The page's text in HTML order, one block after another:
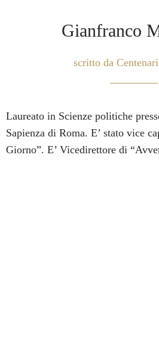
Gianfranco
scritto da
Laureato in Scienze politiche
Sapienza di Roma. E’ stato vice
Giorno”. E’ Vicedirettore di